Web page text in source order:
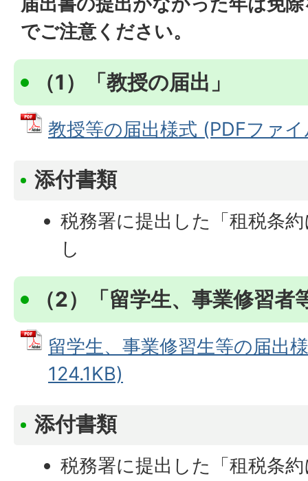
でご注意ください。
（1）「教授の届出」
教授等の届出様式 (PDFファ
添付書類
税務署に提出した「租税条
し
（2）「留学生、事業修習者
留学生、事業修習生等の届出
124.1KB)
添付書類
税務署に提出した「租税条